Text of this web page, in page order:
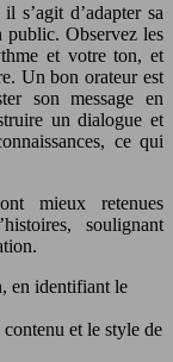
s’agit d’adapter sa
public. Observez les
et votre ton, et
Un bon orateur est
son message en
un dialogue et
ce qui
mieux retenues
soulignant
en identifiant le
et le style de